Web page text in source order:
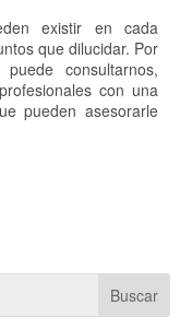
existir en cada
que dilucidar. Por
consultarnos,
con una
pueden asesorarle